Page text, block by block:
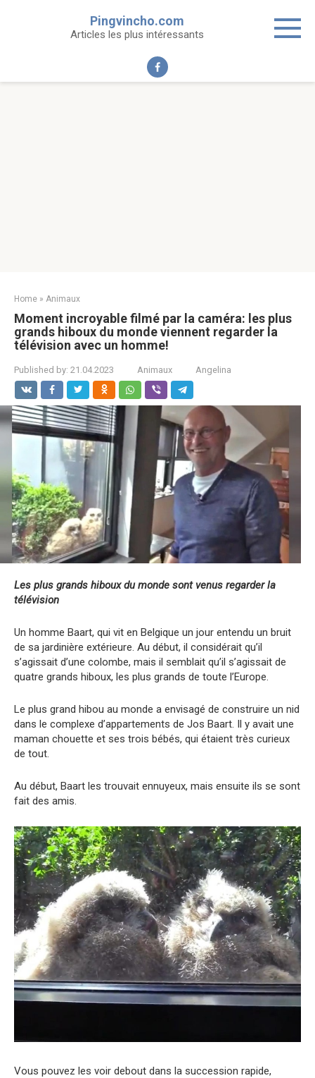
Pingvincho.com
Articles les plus intéressants
Home » Animaux
Moment incroyable filmé par la caméra: les plus
grands hiboux du monde viennent regarder la
télévision avec un homme!
Published by: 21.04.2023 Animaux Angelina
Les plus grands hiboux du monde sont venus regarder la
télévision
Un homme Baart, qui vit en Belgique un jour entendu un bruit
de sa jardinière extérieure. Au début, il considérait qu’il
s’agissait d’une colombe, mais il semblait qu’il s’agissait de
quatre grands hiboux, les plus grands de toute l’Europe.
Le plus grand hibou au monde a envisagé de construire un nid
dans le complexe d’appartements de Jos Baart. Il y avait une
maman chouette et ses trois bébés, qui étaient très curieux
de tout.
Au début, Baart les trouvait ennuyeux, mais ensuite ils se sont
fait des amis.
Vous pouvez les voir debout dans la succession rapide,